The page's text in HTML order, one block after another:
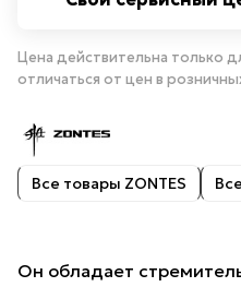
Цена действительна только
отличаться от цен в
Все товары ZONTES
Он обладает